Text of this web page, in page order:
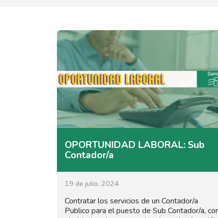
OPORTUNIDAD LABORAL: Sub
Contador/a
19 de julio, 2024
Contratar los servicios de un Contador/a
Publico para el puesto de Sub Contador/a,